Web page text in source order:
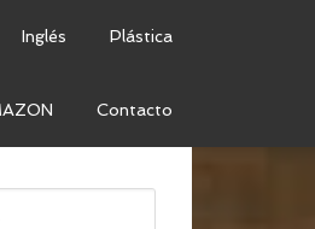
Inglés Plástica
Contacto